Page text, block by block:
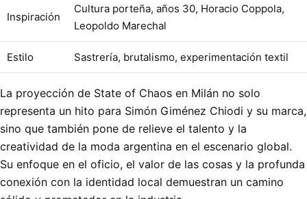
Inspiración
Cultura porteña, años 30, Horacio Coppola,
Leopoldo Marechal
Estilo Sastrería, brutalismo, experimentación textil
La proyección de State of Chaos en Milán no solo
representa un hito para Simón Giménez Chiodi y su marca,
sino que también pone de relieve el talento y la
creatividad de la moda argentina en el escenario global.
Su enfoque en el oficio, el valor de las cosas y la profunda
conexión con la identidad local demuestran un camino